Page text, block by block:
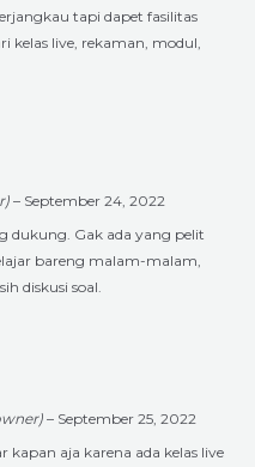
tapi dapet fasilitas
kelas live, rekaman, modul,
– September 24, 2022
dukung. Gak ada yang pelit
bareng malam-malam,
diskusi soal.
– September 25, 2022
kapan aja karena ada kelas live